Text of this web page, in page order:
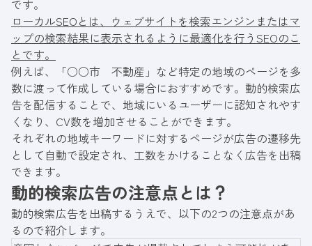
です。
ローカルSEOとは、ウェブサイトを検索エンジンまたはマ
ップの検索結果に表示されるように最適化を行うSEOのこ
とです。
例えば、「○○市 不動産」など特定の地域のページを多
数に渡って作成している場合におすすめです。動的検索広
告を配信することで、地域にいるユーザーに認知されやす
くなり、CV数を増加させることができます。
それぞれの地域キーワードに対するページが広告の遷移先
として自動で設定され、工数をかけることなく広告を出稿
できます。
動的検索広告の注意点とは？
動的検索広告を出稿するうえで、以下の2つの注意点があ
るので紹介します。